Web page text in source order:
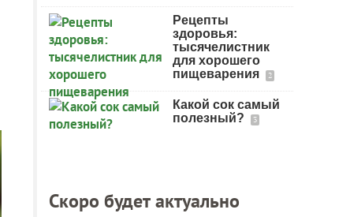
Рецепты
здоровья:
тысячелистник
для хорошего
пищеварения
2
Какой сок самый
полезный?
3
Скоро будет актуально